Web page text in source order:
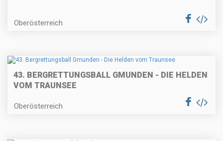
Oberösterreich
43. BERGRETTUNGSBALL GMUNDEN - DIE HELDEN
VOM TRAUNSEE
Oberösterreich